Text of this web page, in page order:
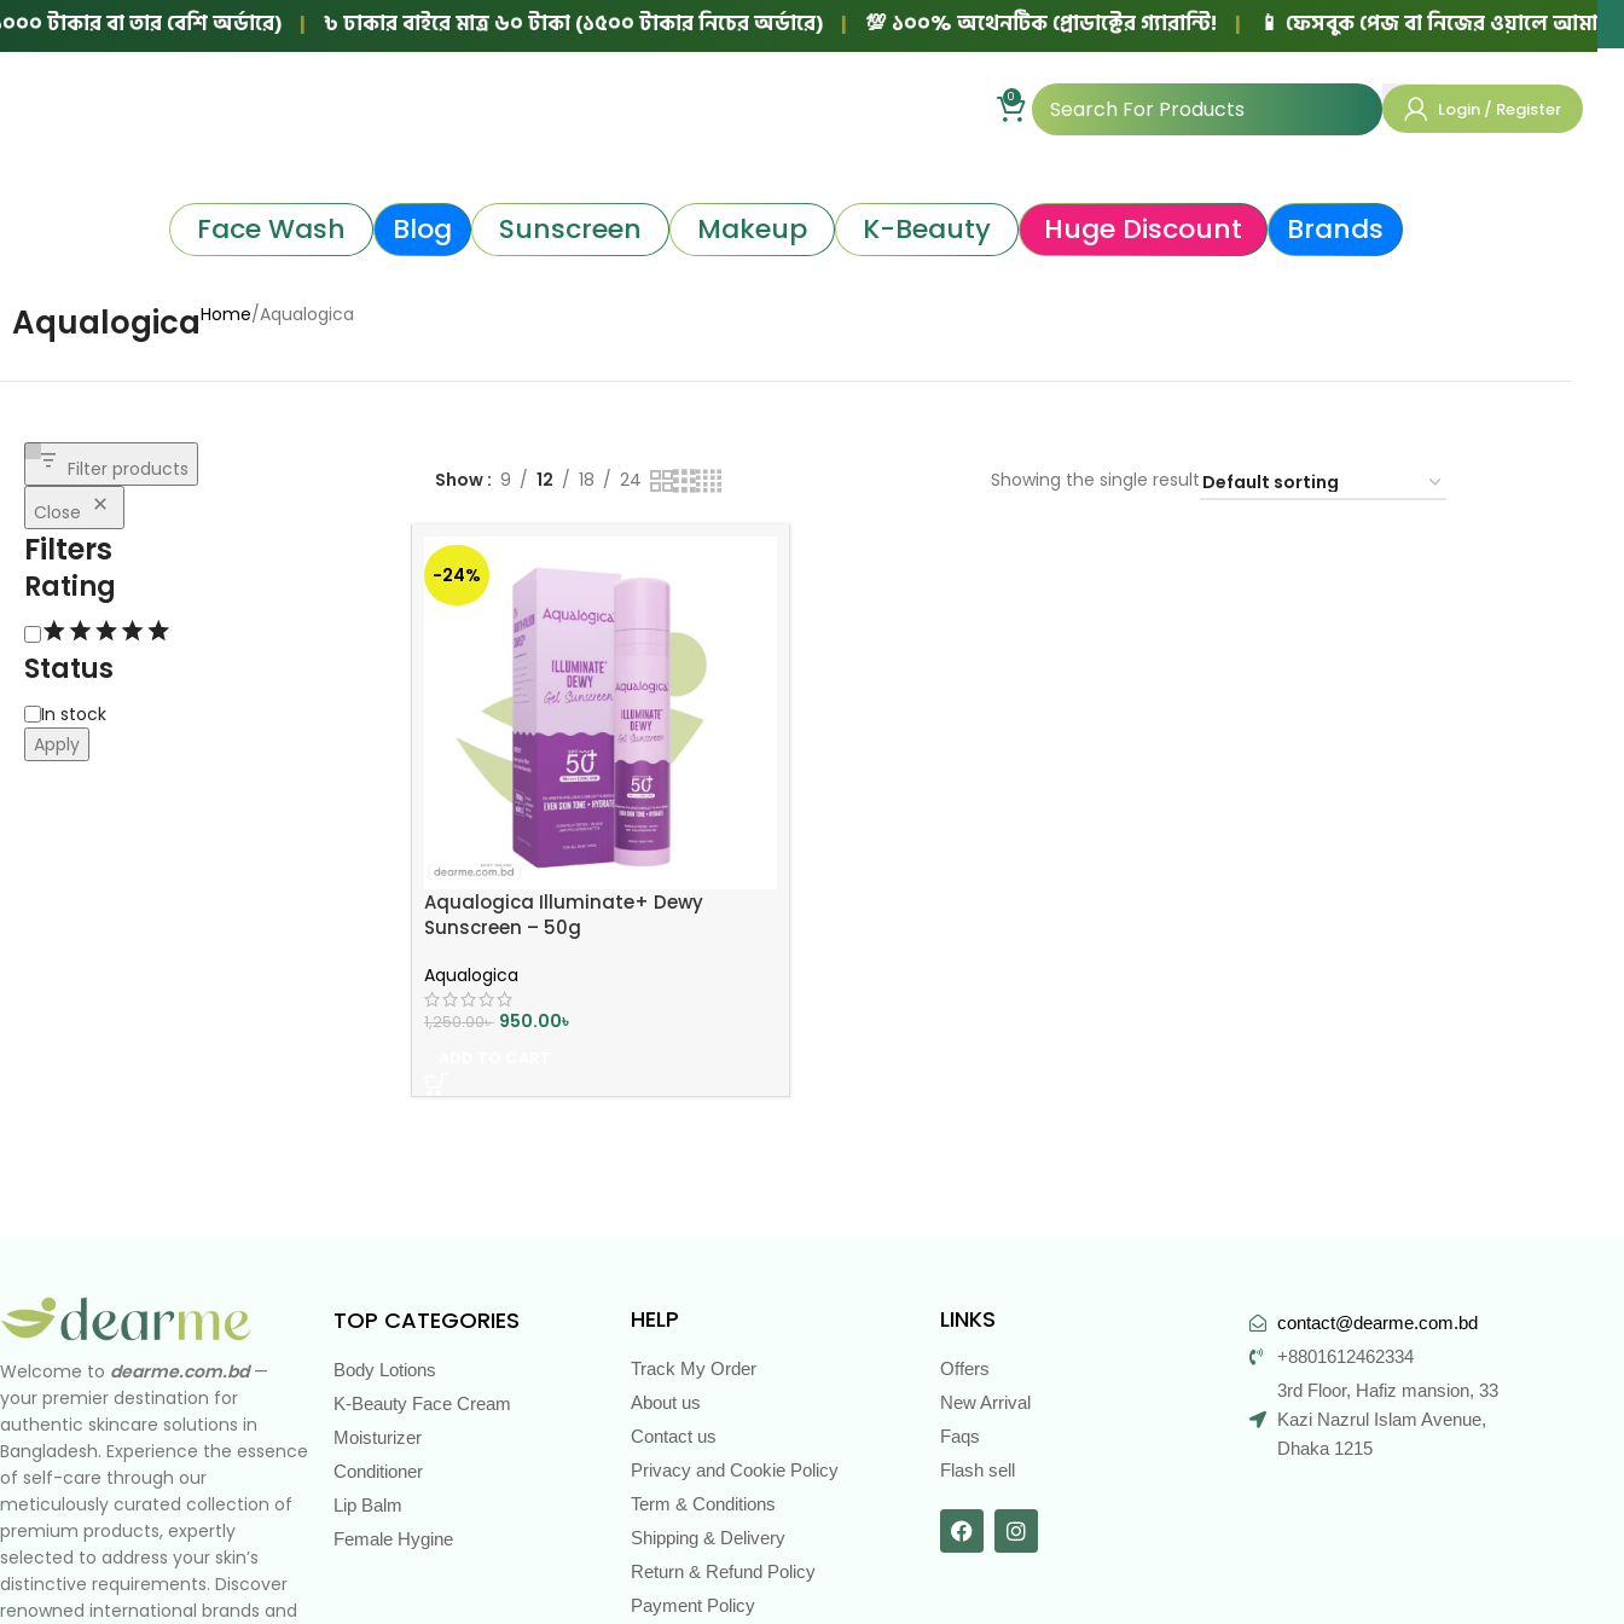
বা তার বেশি অর্ডারে) | ৳ ঢাকার বাইরে মাত্র ৬০ টাকা (১৫০০ টাকার নিচের অর্ডারে) | 💯 ১০০% অথেনটিক প্রোডাক্টের গ্যারান্টি! | 📱 ফেসবুক পেজ বা নিজের ওয়ালে আমাদের
0
Login / Register
Face Wash Blog Sunscreen Makeup K-Beauty Huge Discount Brands
AqualogicaHome Aqualogica
Filter products
Close
Filters
Rating
Status
In stock
Apply
Show 9 12 18 24 Showing the single result
-24%
Aqualogica Illuminate+ Dewy
Sunscreen – 50g
Aqualogica
1,250.00৳ 950.00৳
Welcome to dearme.com.bd—
your premier destination for
authentic skincare solutions in
Bangladesh. Experience the essence
of self-care through our
meticulously curated collection of
premium products, expertly
selected to address your skin’s
distinctive requirements. Discover
renowned international brands and
TOP CATEGORIES
Body Lotions
K-Beauty Face Cream
Moisturizer
Conditioner
Lip Balm
Female Hygine
HELP
Track My Order
About us
Contact us
Privacy and Cookie Policy
Term & Conditions
Shipping & Delivery
Return & Refund Policy
Payment Policy
LINKS
Offers
New Arrival
Faqs
Flash sell
contact@dearme.com.bd
+8801612462334
3rd Floor, Hafiz mansion, 33
Kazi Nazrul Islam Avenue,
Dhaka 1215